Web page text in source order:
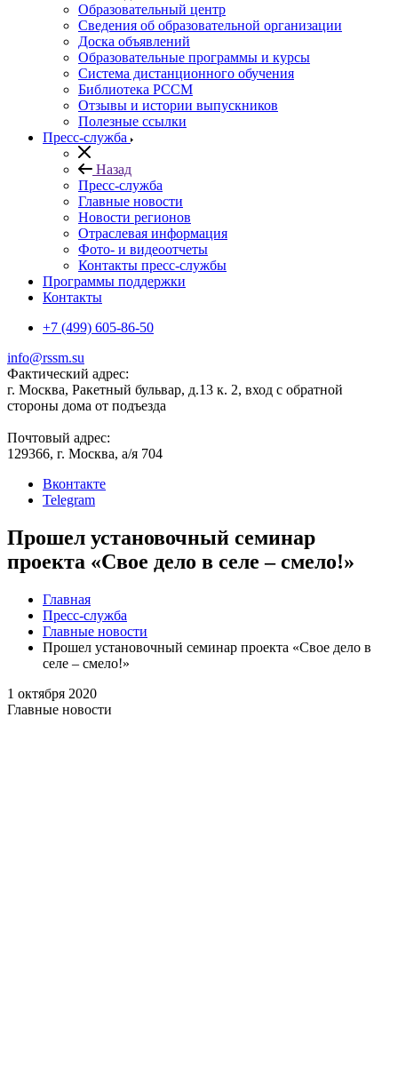
Образовательный центр
Сведения об образовательной организации
Доска объявлений
Образовательные программы и курсы
Система дистанционного обучения
Библиотека РССМ
Отзывы и истории выпускников
Полезные ссылки
Пресс-служба
Назад
Пресс-служба
Главные новости
Новости регионов
Отраслевая информация
Фото- и видеоотчеты
Контакты пресс-службы
Программы поддержки
Контакты
+7 (499) 605-86-50
info@rssm.su
Фактический адрес:
г. Москва, Ракетный бульвар, д.13 к. 2, вход с обратной
стороны дома от подъезда
Почтовый адрес:
129366, г. Москва, а/я 704
Вконтакте
Telegram
Прошел установочный семинар
проекта «Свое дело в селе – смело!»
Главная
Пресс-служба
Главные новости
Прошел установочный семинар проекта «Свое дело в
селе – смело!»
1 октября 2020
Главные новости